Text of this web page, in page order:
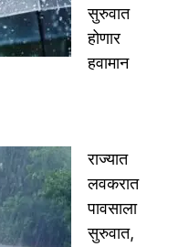
सुरुवात
होणार
हवामान
राज्यात
लवकरात
पावसाला
सुरुवात,